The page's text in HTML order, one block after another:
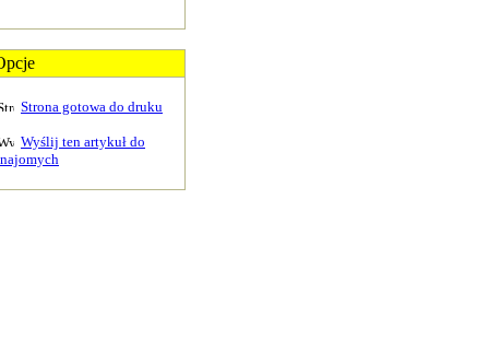
Strona gotowa do druku
Wyślij ten artykuł do